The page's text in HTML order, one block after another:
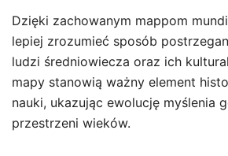
Dzięki zachowanym mappom
lepiej zrozumieć sposób
ludzi średniowiecza oraz ich
mapy stanowią ważny element
nauki, ukazując ewolucję myślenia
przestrzeni wieków.